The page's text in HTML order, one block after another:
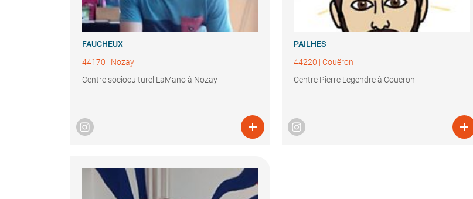
FAUCHEUX
44170 | Nozay
Centre socioculturel LaMano à Nozay

PAILHES
44220 | Couëron
Centre Pierre Legendre à Couëron
